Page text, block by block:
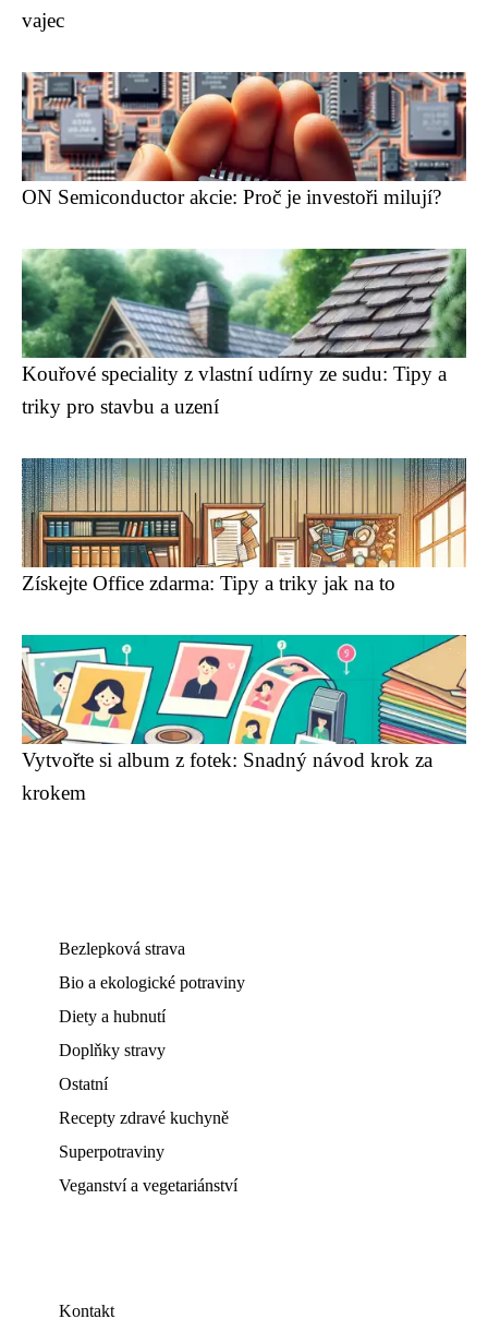
vajec
ON Semiconductor akcie: Proč je investoři milují?
Kouřové speciality z vlastní udírny ze sudu: Tipy a
triky pro stavbu a uzení
Získejte Office zdarma: Tipy a triky jak na to
Vytvořte si album z fotek: Snadný návod krok za
krokem
Bezlepková strava
Bio a ekologické potraviny
Diety a hubnutí
Doplňky stravy
Ostatní
Recepty zdravé kuchyně
Superpotraviny
Veganství a vegetariánství
Kontakt